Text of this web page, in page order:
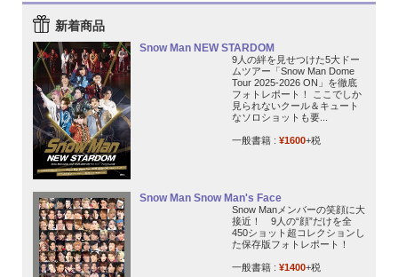
新着商品
Snow Man NEW STARDOM
9人の絆を見せつけた5大ドー
ムツアー「Snow Man Dome
Tour 2025-2026 ON」を徹底
フォトレポート！ ここでしか
見られないクール＆キュート
なソロショットも要...
一般書籍 : ¥1600+税
Snow Man Snow Man's Face
Snow Manメンバーの笑顔に大
接近！ 9人の“顔”だけを全
450ショット超コレクションし
た保存版フォトレポート！
一般書籍 : ¥1400+税